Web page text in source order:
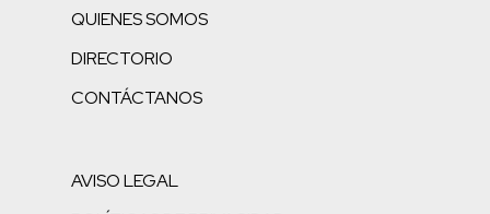
QUIENES SOMOS
DIRECTORIO
CONTÁCTANOS
AVISO LEGAL